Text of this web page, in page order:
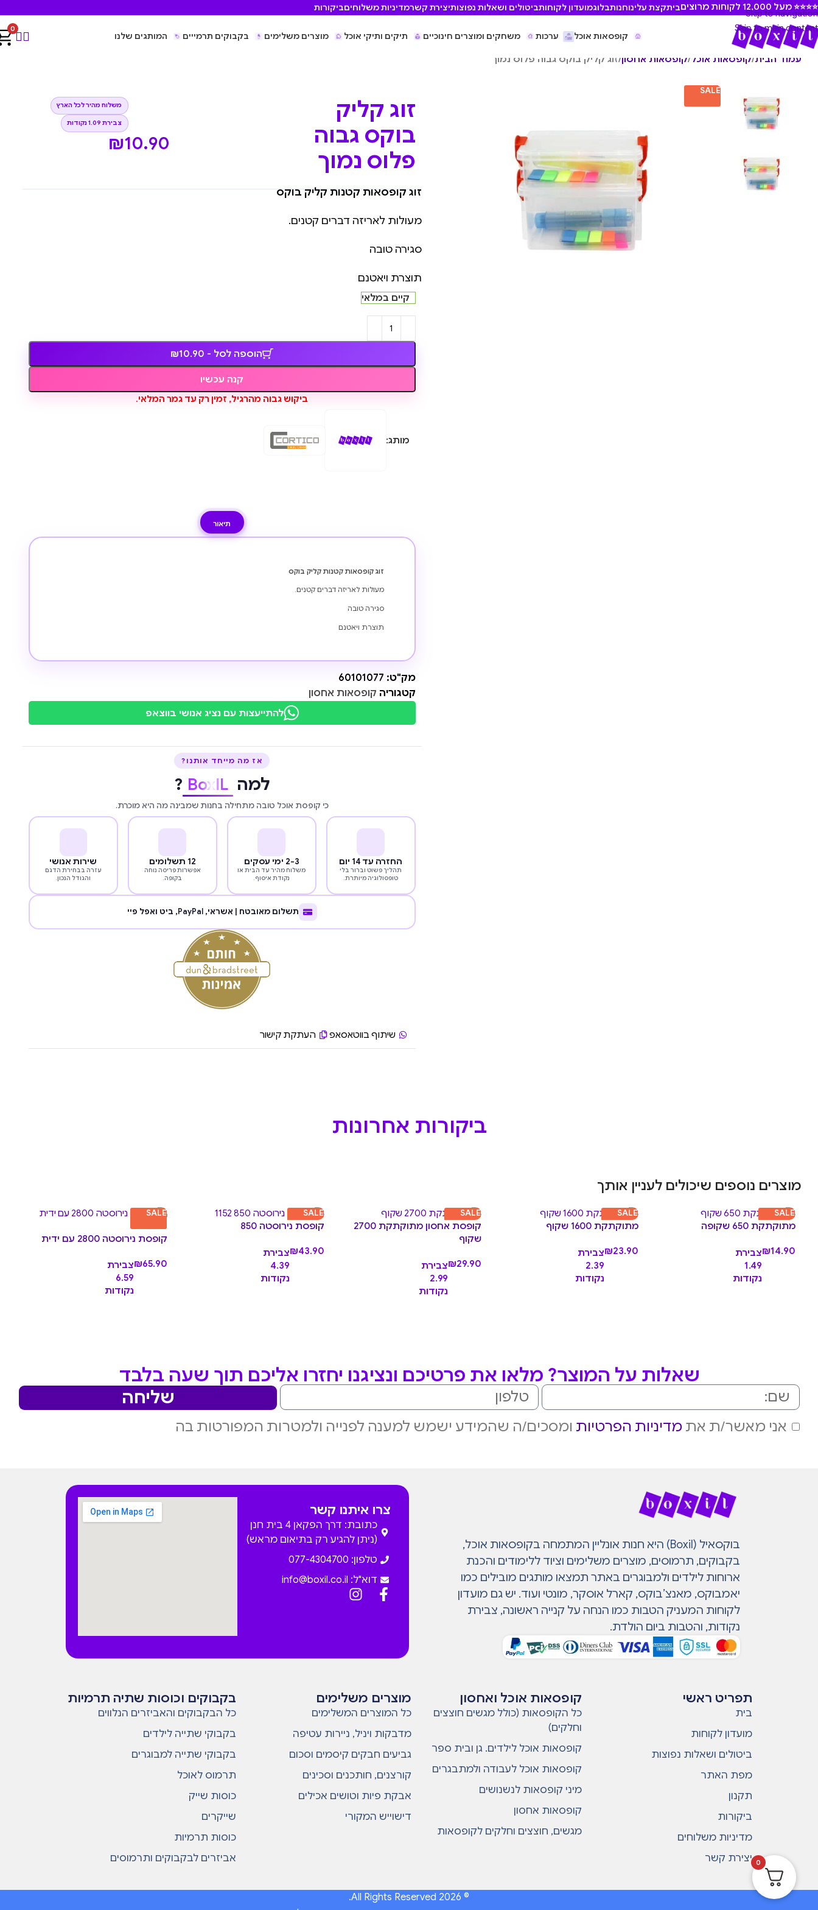
Skip to navigation
Skip to main content
מעל 12,000 לקוחות מרוצים ביתקצת עלינוחנותבלוגמועדון לקוחותביטולים ושאלות נפוצותיצירת קשרמדיניות משלוחיםביקורות
קופסאות אוכל ערכות משחקים ומוצרים חינוכיים תיקים ותיקי אוכל מוצרים משלימים בקבוקים תרמייים המותגים שלנו
0
עמוד הבית/קופסאות אוכל /קופסאות אחסון/זוג קליק בוקס גבוה פלוס נמוך
SALE
זוג קליק
בוקס גבוה
פלוס נמוך
₪10.90
משלוח מהיר לכל הארץ
צבירת 1.09 נקודות
זוג קופסאות קטנות קליק בוקס
מעולות לאריזה דברים קטנים.
סגירה טובה
תוצרת ויאטנם
קיים במלאי
הוספה לסל - ₪10.90
קנה עכשיו
ביקוש גבוה מהרגיל, זמין רק עד גמר המלאי.
מותג:
תיאור
זוג קופסאות קטנות קליק בוקס
מעולות לאריזה דברים קטנים.
סגירה טובה
תוצרת ויאטנם
מק"ט: 60101077
קטגוריה קופסאות אחסון
להתייעצות עם נציג אנושי בווצאפ
אז מה מייחד אותנו?
למה BoxIL
?
כי קופסת אוכל טובה מתחילה בחנות שמבינה מה היא מוכרת.
החזרה עד 14 יום
תהליך פשוט וברור בלי
טופסולוגיה מיותרת.
2-3 ימי עסקים
משלוח מהיר עד הבית או
נקודת איסוף.
12 תשלומים
אפשרות פריסה נוחה
בקופה.
שירות אנושי
עזרה בבחירת הדגם
והגודל הנכון.
תשלום מאובטח | אשראי, PayPal, ביט ואפל פיי
שיתוף בווטאסאפ העתקת קישור
ביקורות אחרונות
מוצרים נוספים שיכולים לעניין אותך
SALE
מתוקתקת 650 שקופה
₪14.90
צבירת
1.49
נקודות
SALE
מתוקתקת 1600 שקוף
₪23.90
צבירת
2.39
נקודות
SALE
קופסת אחסון מתוקתקת 2700
שקוף
₪29.90
צבירת
2.99
נקודות
SALE
קופסת נירוסטה 850
₪43.90
צבירת
4.39
נקודות
SALE
קופסת נירוסטה 2800 עם ידית
₪65.90
צבירת
6.59
נקודות
שאלות על המוצר? מלאו את פרטיכם ונציגנו יחזרו אליכם תוך שעה בלבד
אני מאשר/ת את מדיניות הפרטיות ומסכים/ה שהמידע ישמש למענה לפנייה ולמטרות המפורטות בה
שליחה
בוקסאיל (Boxil) היא חנות אונליין המתמחה בקופסאות אוכל,
בקבוקים, תרמוסים, מוצרים משלימים וציוד ללימודים והכנת
ארוחות לילדים ולמבוגרים באתר תמצאו מותגים מובילים כמו
יאמבוקס, מאנצ’בוקס, קארל אוסקר, מונטי ועוד. יש גם מועדון
לקוחות המעניק הטבות כמו הנחה על קנייה ראשונה, צבירת
נקודות, והטבות ביום הולדת.
צרו איתנו קשר
כתובת: דרך הפקאן 4 בית חנן
(ניתן להגיע רק בתיאום מראש)
טלפון: 077-4304700
דוא"ל: info@boxil.co.il
תפריט ראשי
בית
מועדון לקוחות
ביטולים ושאלות נפוצות
מפת האתר
תקנון
ביקורות
מדיניות משלוחים
יצירת קשר
קופסאות אוכל ואחסון
כל הקופסאות (כולל מגשים חוצצים
וחלקים)
קופסאות אוכל לילדים. גן ובית ספר
קופסאות אוכל לעבודה ולמתבגרים
מיני קופסאות לנשנושים
קופסאות אחסון
מגשים, חוצצים וחלקים לקופסאות
מוצרים משלימים
כל המוצרים המשלימים
מדבקות ויניל, ניירות עטיפה
גביעים חבקים קיסמים וסכום
קורצנים, חותכנים וסכינים
אבקת פיות וטושים אכילים
דישוייש המקורי
בקבוקים וכוסות שתיה תרמיות
כל הבקבוקים והאביזרים הנלווים
בקבוקי שתייה לילדים
בקבוקי שתייה למבוגרים
תרמוס לאוכל
כוסות שייק
שייקרים
כוסות תרמיות
אביזרים לבקבוקים ותרמוסים
© 2026 All Rights Reserved.
0